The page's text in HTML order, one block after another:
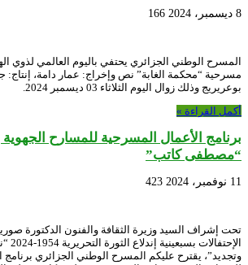
8 ديسمبر، 2024 166
المسرح الوطني الجزائري يحتفي باليوم العالمي
مسرحية “محكمة الغابة” نص وإخراج: عمار دامة، إنتاج:
بوعريريج وذلك زوال اليوم الثلاثاء 03 ديسمبر 2024.
أكمل القراءة »
برنامج الأعمال المسرحية للمسارح
“مصطفى كاتب”
11 نوفمبر، 2024 423
تحت إشراف السيد وزيرة الثقافة والفنون الدكتورة
وتجديد”، يقترح عليكم المسرح الوطني الجزائري برنامج